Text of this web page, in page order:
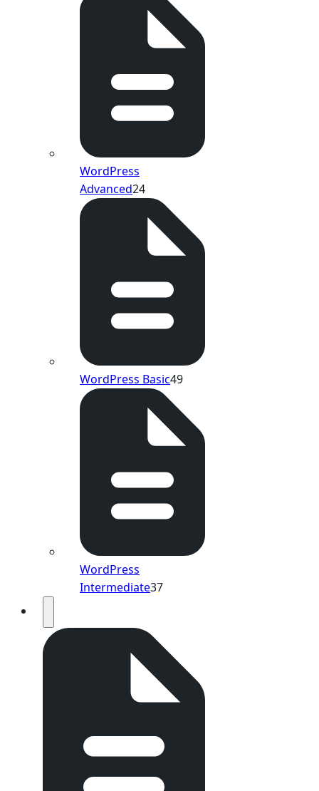
WordPress
Advanced24
WordPress Basic49
WordPress
Intermediate37